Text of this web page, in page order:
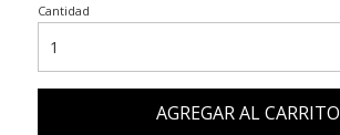
Cantidad
AGREGAR AL CARRITO